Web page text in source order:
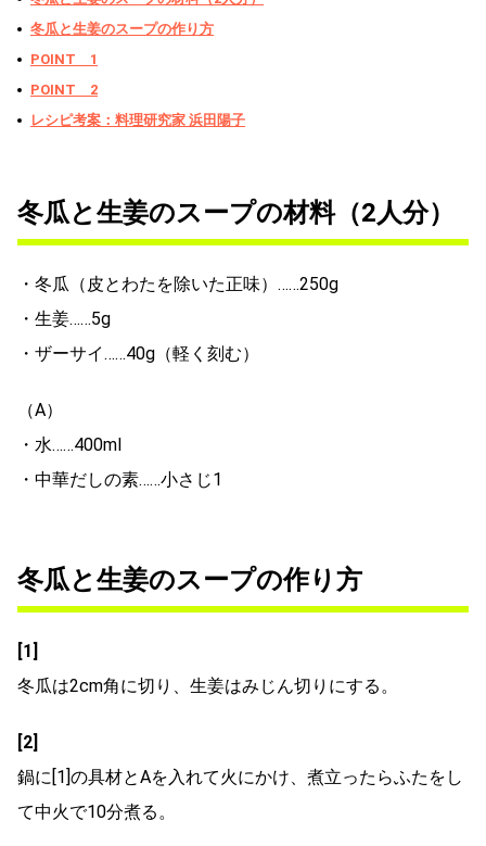
冬瓜と生姜のスープの作り方
POINT 1
POINT 2
レシピ考案：料理研究家 浜田陽子
冬瓜と生姜のスープの材料（2人分）
・冬瓜（皮とわたを除いた正味）……250g
・生姜……5g
・ザーサイ……40g（軽く刻む）
（A）
・水……400ml
・中華だしの素……小さじ1
冬瓜と生姜のスープの作り方
[1]
冬瓜は2cm角に切り、生姜はみじん切りにする。
[2]
鍋に[1]の具材とAを入れて火にかけ、煮立ったらふたをし
て中火で10分煮る。